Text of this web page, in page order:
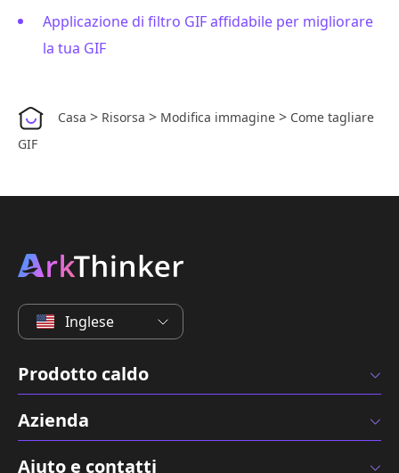
Applicazione di filtro GIF affidabile per migliorare
la tua GIF
Casa > Risorsa > Modifica immagine > Come tagliare
GIF
Inglese
Prodotto caldo
Azienda
Aiuto e contatti